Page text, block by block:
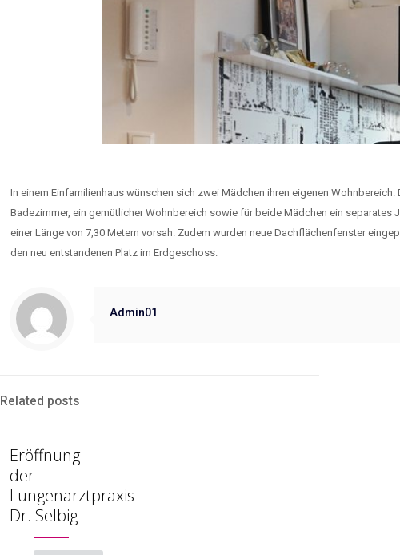
In einem Einfamilienhaus wünschen sich zwei Mädchen ihren eigenen
Badezimmer, ein gemütlicher Wohnbereich sowie für beide Mädchen ein
einer Länge von 7,30 Metern vorsah. Zudem wurden neue Dachflächenfenster
den neu entstandenen Platz im Erdgeschoss.
Admin01
Related posts
Eröffnung
der
Lungenarztpraxis
Dr. Selbig